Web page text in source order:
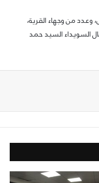
وعدد من وجهاء القرية،
السويداء السيد حمد